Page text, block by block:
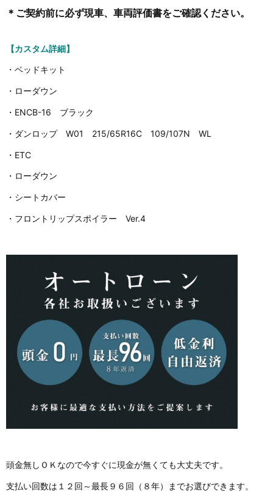
＊ご契約前に必ず現車、車両評価書をご確認ください。
【カスタム詳細】
・ベッドキット
・ローダウン
・ENCB-16 ブラック
・ダンロップ W01 215/65R16C 109/107N WL
・ETC
・ローダウン
・シートカバー
・フロントリップスポイラー Ver.4
頭金無しＯＫなので今すぐに現金が無くても大丈夫です。
支払い回数は１２回～最長９６回（８年）までお選びできます。